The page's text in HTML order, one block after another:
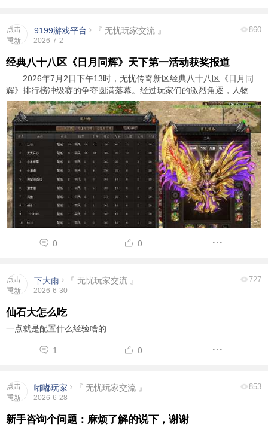
点击
重新
9199游戏平台 『 无忧玩家交流 』
2026-7-2
860
经典八十八区《日月同辉》天下第一活动获奖报道
2026年7月2日下午13时，无忧传奇新区经典八十八区《日月同
辉》排行榜冲级赛的争夺圆满落幕。经过玩家们的激烈角逐，人物玛
法群英榜前三名玩家脱颖而出，成功斩获了游戏内顶级装备奖励和广
大玩家的尊敬与认可。以下是详细的获奖信息： ...
0 0
点击
重新
下大雨 『 无忧玩家交流 』
2026-6-30
727
仙石大怎么吃
一点就是配置什么经验啥的
1 0
点击
重新
嘟嘟玩家 『 无忧玩家交流 』
2026-6-28
853
新手咨询个问题：麻烦了解的说下，谢谢